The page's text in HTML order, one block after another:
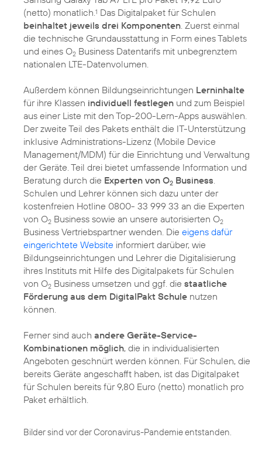
(netto) monatlich. 1 Das Digitalpaket für Schulen
beinhaltet jeweils drei Komponenten . Zuerst einmal
die technische Grundausstattung in Form eines Tablets
und eines O2 Business Datentarifs mit unbegrenztem
nationalen LTE-Datenvolumen.
Außerdem können Bildungseinrichtungen Lerninhalte
für ihre Klassen individuell festlegen und zum Beispiel
aus einer Liste mit den Top-200-Lern-Apps auswählen.
Der zweite Teil des Pakets enthält die IT-Unterstützung
inklusive Administrations-Lizenz (Mobile Device
Management/MDM) für die Einrichtung und Verwaltung
der Geräte. Teil drei bietet umfassende Information und
Beratung durch die Experten von O2 Business
Schulen und Lehrer können sich dazu unter der
kostenfreien Hotline 0800- 33 999 33 an die Experten
von O2 Business sowie an unsere autorisierten O2
Business Vertriebspartner wenden. Die eigens dafür
eingerichtete Website informiert darüber, wie
Bildungseinrichtungen und Lehrer die Digitalisierung
ihres Instituts mit Hilfe des Digitalpakets für Schulen
von O2 Business umsetzen und ggf. die staatliche
Förderung aus dem DigitalPakt Schule nutzen
können.
Ferner sind auch andere Geräte-Service-
Kombinationen möglich, die in individualisierten
Angeboten geschnürt werden können. Für Schulen, die
bereits Geräte angeschafft haben, ist das Digitalpaket
für Schulen bereits für 9,80 Euro (netto) monatlich pro
Paket erhältlich.
Bilder sind vor der Coronavirus-Pandemie entstanden.